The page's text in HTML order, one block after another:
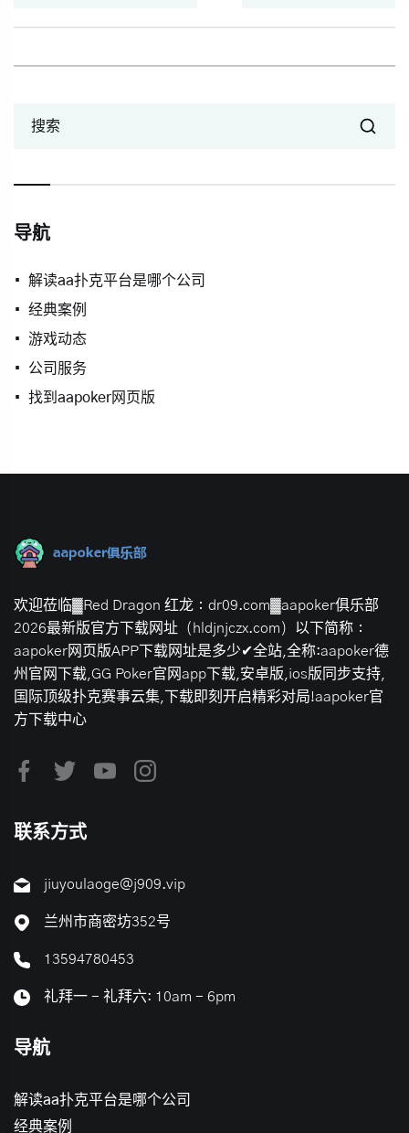
搜索
导航
解读aa扑克平台是哪个公司
经典案例
游戏动态
公司服务
找到aapoker网页版
欢迎莅临▓Red Dragon 红龙：dr09.com▓aapoker俱乐部
2026最新版官方下载网址（hldjnjczx.com）以下简称：
aapoker网页版APP下载网址是多少✔全站,全称:aapoker德
州官网下载,GG Poker官网app下载,安卓版,ios版同步支持,
国际顶级扑克赛事云集,下载即刻开启精彩对局!aapoker官
方下载中心
联系方式
jiuyoulaoge@j909.vip
兰州市商密坊352号
13594780453
礼拜一 - 礼拜六: 10am - 6pm
导航
解读aa扑克平台是哪个公司
经典案例